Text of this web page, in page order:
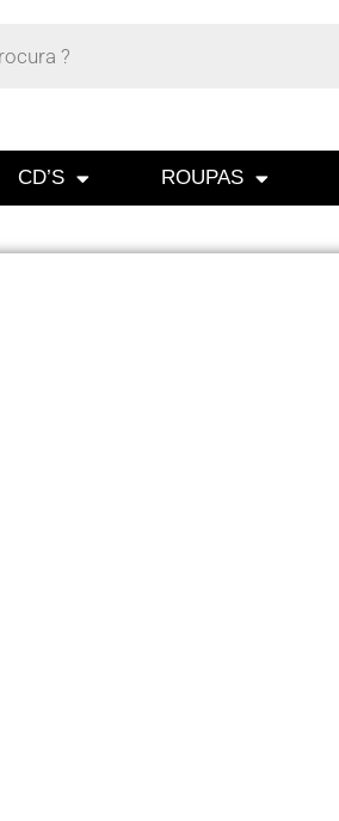
CD’S ROUPAS